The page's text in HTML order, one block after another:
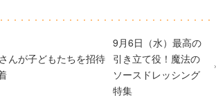
んが子どもたちを招待
9月6日（水）最高の
引き立て役！魔法の
ソースドレッシング
特集